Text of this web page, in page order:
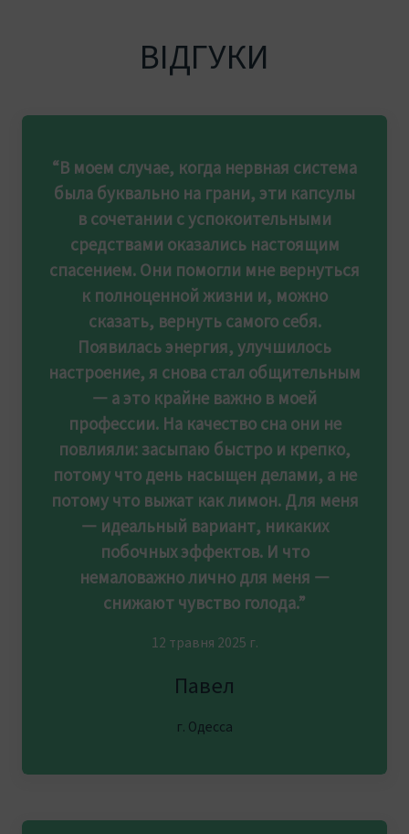
ВІДГУКИ
“В моем случае, когда нервная система
была буквально на грани, эти капсулы
в сочетании с успокоительными
средствами оказались настоящим
спасением. Они помогли мне вернуться
к полноценной жизни и, можно
сказать, вернуть самого себя.
Появилась энергия, улучшилось
настроение, я снова стал общительным
— а это крайне важно в моей
профессии. На качество сна они не
повлияли: засыпаю быстро и крепко,
потому что день насыщен делами, а не
потому что выжат как лимон. Для меня
— идеальный вариант, никаких
побочных эффектов. И что
немаловажно лично для меня —
снижают чувство голода.”
12 травня 2025 г.
Павел
г. Одесса